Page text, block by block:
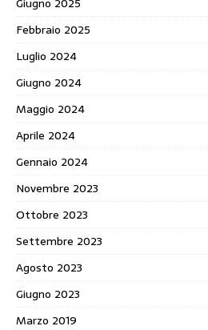
Febbraio 2025
Luglio 2024
Giugno 2024
Maggio 2024
Aprile 2024
Gennaio 2024
Novembre 2023
Ottobre 2023
Settembre 2023
Agosto 2023
Giugno 2023
Marzo 2019